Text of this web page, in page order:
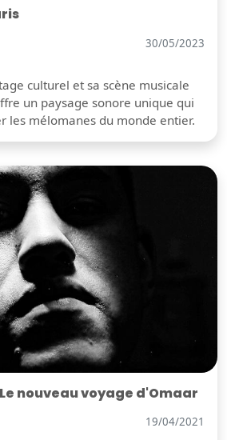
30/05/2023
culturel et sa scène musicale
un paysage sonore unique qui
les mélomanes du monde entier.
nouveau voyage d'Omaar
19/04/2021